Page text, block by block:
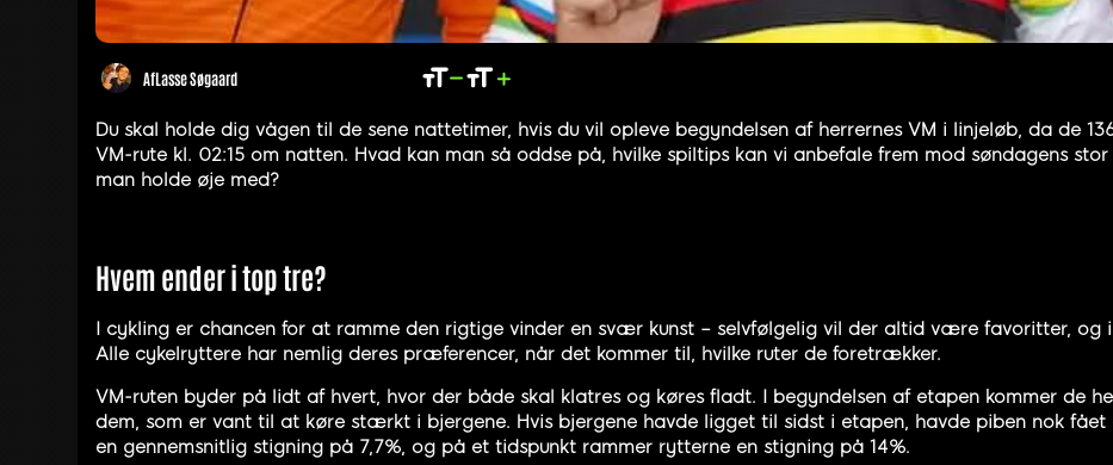
AfLasse Søgaard
Du skal holde dig vågen til de sene nattetimer, hvis du vil opleve begyndelsen af herrernes VM i linjeløb, da de
VM-rute kl. 02:15 om natten. Hvad kan man så oddse på, hvilke spiltips kan vi anbefale frem mod søndagens stor
man holde øje med?
Hvem ender i top tre?
I cykling er chancen for at ramme den rigtige vinder en svær kunst – selvfølgelig vil der altid være favoritter,
Alle cykelryttere har nemlig deres præferencer, når det kommer til, hvilke ruter de foretrækker.
VM-ruten byder på lidt af hvert, hvor der både skal klatres og køres fladt. I begyndelsen af etapen kommer de
dem, som er vant til at køre stærkt i bjergene. Hvis bjergene havde ligget til sidst i etapen, havde piben nok fået
en gennemsnitlig stigning på 7,7%, og på et tidspunkt rammer rytterne en stigning på 14%.